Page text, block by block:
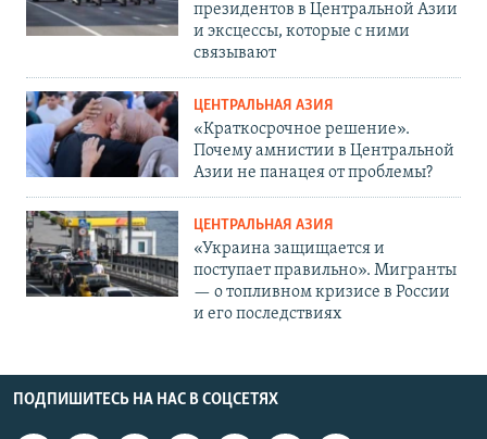
президентов в Центральной Азии
и эксцессы, которые с ними
связывают
ЦЕНТРАЛЬНАЯ АЗИЯ
«Краткосрочное решение».
Почему амнистии в Центральной
Азии не панацея от проблемы?
ЦЕНТРАЛЬНАЯ АЗИЯ
«Украина защищается и
поступает правильно». Мигранты
— о топливном кризисе в России
и его последствиях
ПОДПИШИТЕСЬ НА НАС В СОЦСЕТЯХ